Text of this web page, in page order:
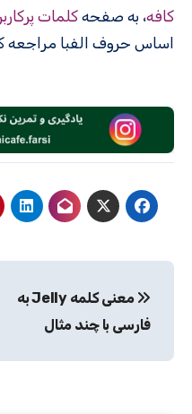
کافه، به صفحه کلمات
اساس حروف الفبا مراجعه
نوشته
معنی کلمه Jelly به
فارسی با چند مثال